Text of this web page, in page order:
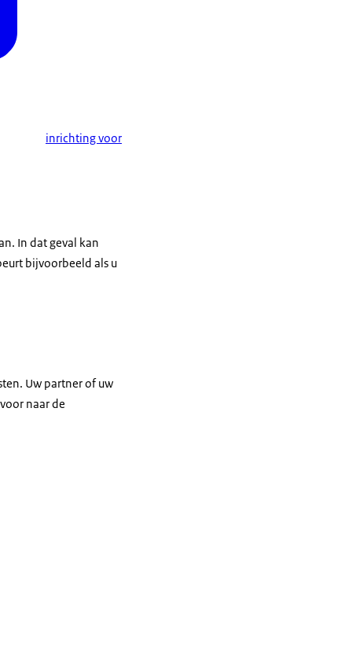
inrichting voor
In dat geval kan
bijvoorbeeld als u
Uw partner of uw
naar de